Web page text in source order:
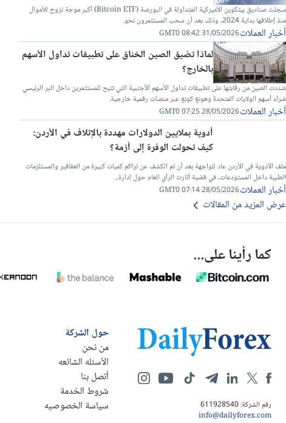
سجلت صناديق بيتكوين الأميركية المتداولة في البورصة (Bitcoin ETF) أكبر موجة نزوح للأموال
منذ إطلاقها بداية 2024، وذلك بعد أن سحب المستثمرون نحو.
أخبار العملات31/05/2026 08:42 GMT0
لماذا تضيق الصين الخناق على تطبيقات تداول الأسهم
بالخارج؟
شددت الصين من رقابتها على تطبيقات تداول الأسهم الأجنبية التي تتيح للمستثمرين داخل البر الرئيسي
شراء أسهم الولايات المتحدة وهونغ كونغ عبر منصات رقمية خارجية.
أخبار العملات28/05/2026 07:25 GMT0
أدوية بملايين الدولارات مهددة بالإتلاف في الأردن:
كيف تحولت الوفرة إلى أزمة؟
ملف الأدوية في الأردن عاد للواجهة بعد أن تم الكشف عن تراكم كميات كبيرة من العقاقير والمستلزمات
الطبية داخل المستودعات، في قضية أثارت الرأي العام حول إدارة...
أخبار العملات28/05/2026 07:14 GMT0
عرض المزيد من المقالات
كما رأينا على...
رقم الشركة: 611928540
info@dailyforex.com
حول الشركة
من نحن
الأسئله الشائعه
أتصل بنا
شروط الخدمة
سياسة الخصوصيه